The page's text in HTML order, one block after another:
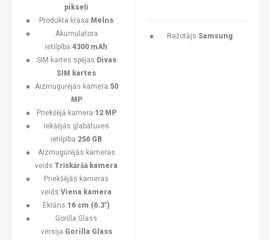
pikseļi
Produkta krāsa: Melns
Akumulatora
ietilpība:4300 mAh
SIM kartes spējas: Divas
SIM kartes
Aizmugurējās kamera:50
MP
Priekšējā kamera:12 MP
Iekšējās glabātuves
ietilpība:256 GB
Aizmugurējās kameras
veids:Trīskāršā kamera
Priekšējās kameras
veids:Viena kamera
Ekrāns:16 cm (6.3")
Gorilla Glass
versija:Gorilla Glass
Ražotājs:Samsung